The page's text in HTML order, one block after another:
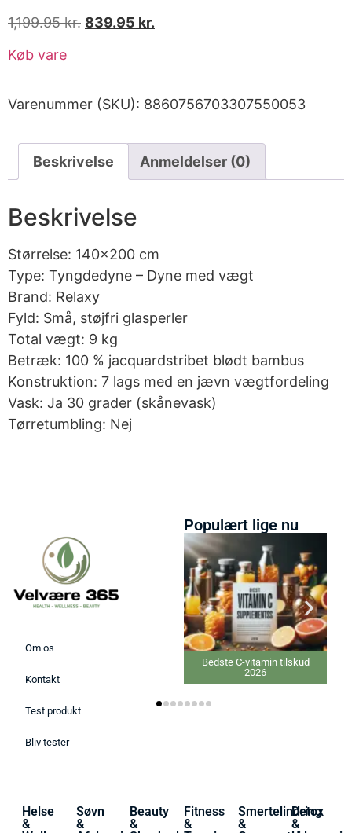
1,199.95kr. 839.95 kr.
Køb vare
Varenummer (SKU): 8860756703307550053
Beskrivelse Anmeldelser (0)
Beskrivelse
Størrelse: 140×200 cm
Type: Tyngdedyne – Dyne med vægt
Brand: Relaxy
Fyld: Små, støjfri glasperler
Total vægt: 9 kg
Betræk: 100 % jacquardstribet blødt bambus
Konstruktion: 7 lags med en jævn vægtfordeling
Vask: Ja 30 grader (skånevask)
Tørretumbling: Nej
Om os
Kontakt
Test produkt
Bliv tester
Populært lige nu
Bedste C-vitamin tilskud
2026
Helse
&
Søvn
&
Beauty
&
Fitness
&
Smertelindring
&
Detox
&